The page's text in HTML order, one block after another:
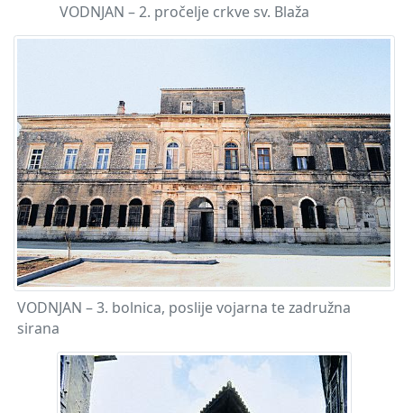
VODNJAN – 2. pročelje crkve sv. Blaža
VODNJAN – 3. bolnica, poslije vojarna te zadružna
sirana